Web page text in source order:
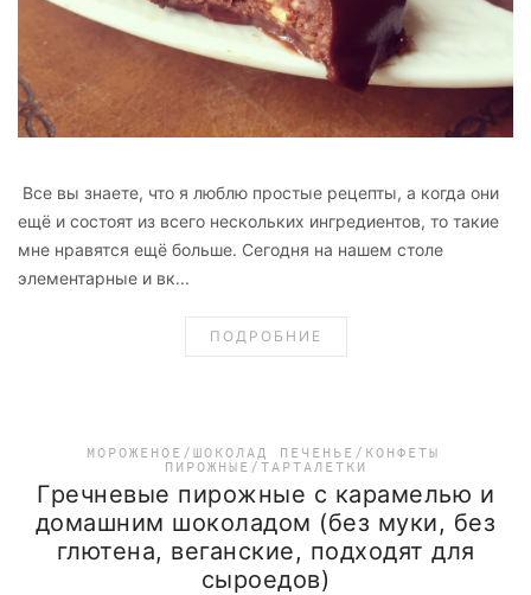
Все вы знаете, что я люблю простые рецепты, а когда они
ещё и состоят из всего нескольких ингредиентов, то такие
мне нравятся ещё больше. Сегодня на нашем столе
элементарные и вк...
ПОДРОБНИЕ
МОРОЖЕНОЕ/ШОКОЛАД
ПЕЧЕНЬЕ/КОНФЕТЫ
ПИРОЖНЫЕ/ТАРТАЛЕТКИ
Гречневые пирожные с карамелью и
домашним шоколадом (без муки, без
глютена, веганские, подходят для
сыроедов)